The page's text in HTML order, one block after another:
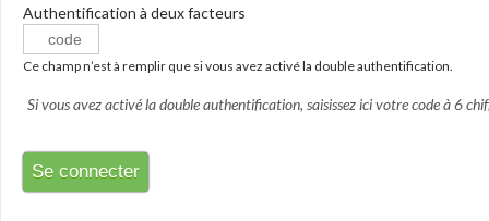
Authentification à deux facteurs
Ce champ n’est à remplir que si vous avez activé la double authentification.
Si vous avez activé la double authentification, saisissez ici votre code à 6